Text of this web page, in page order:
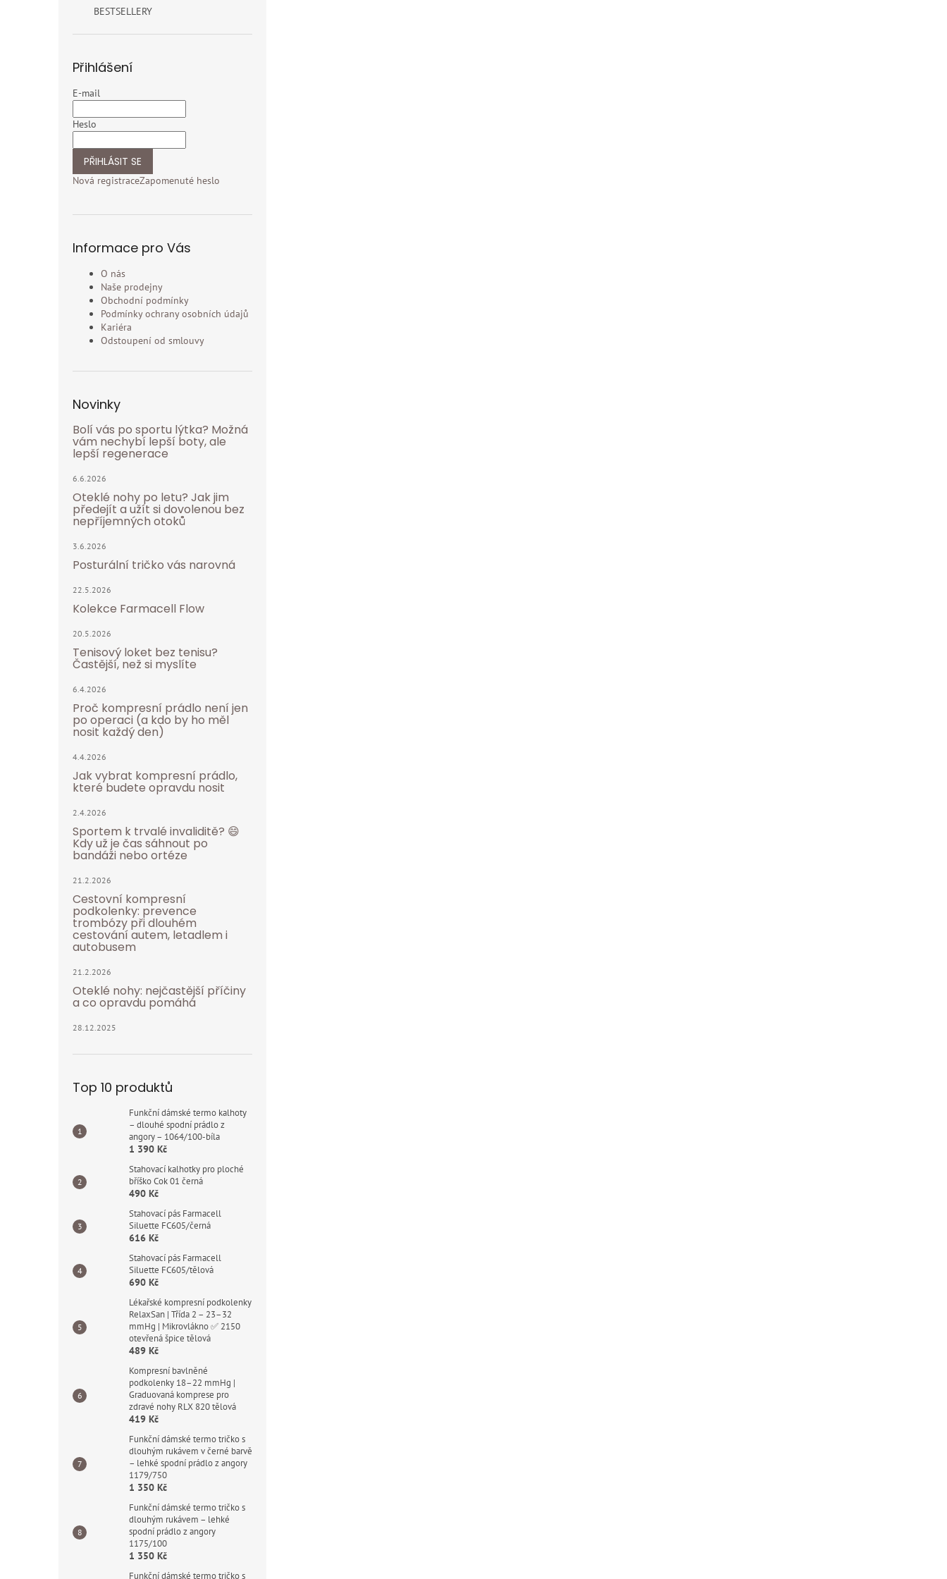
BESTSELLERY
Přihlášení
E-mail
Heslo
PŘIHLÁSIT SE
Nová registraceZapomenuté heslo
Informace pro Vás
O nás
Naše prodejny
Obchodní podmínky
Podmínky ochrany osobních údajů
Kariéra
Odstoupení od smlouvy
Novinky
Bolí vás po sportu lýtka? Možná
vám nechybí lepší boty, ale
lepší regenerace
6.6.2026
Oteklé nohy po letu? Jak jim
předejít a užít si dovolenou bez
nepříjemných otoků
3.6.2026
Posturální tričko vás narovná
22.5.2026
Kolekce Farmacell Flow
20.5.2026
Tenisový loket bez tenisu?
Častější, než si myslíte
6.4.2026
Proč kompresní prádlo není jen
po operaci (a kdo by ho měl
nosit každý den)
4.4.2026
Jak vybrat kompresní prádlo,
které budete opravdu nosit
2.4.2026
Sportem k trvalé invaliditě? 😄
Kdy už je čas sáhnout po
bandáži nebo ortéze
21.2.2026
Cestovní kompresní
podkolenky: prevence
trombózy při dlouhém
cestování autem, letadlem i
autobusem
21.2.2026
Oteklé nohy: nejčastější příčiny
a co opravdu pomáhá
28.12.2025
Top 10 produktů
Funkční dámské termo kalhoty
– dlouhé spodní prádlo z
angory – 1064/100-bíla
1 390 Kč
Stahovací kalhotky pro ploché
bříško Cok 01 černá
490 Kč
Stahovací pás Farmacell
Siluette FC605/černá
616 Kč
Stahovací pás Farmacell
Siluette FC605/tělová
690 Kč
Lékařské kompresní podkolenky
RelaxSan | Třída 2 – 23–32
mmHg | Mikrovlákno ✅ 2150
otevřená špice tělová
489 Kč
Kompresní bavlněné
podkolenky 18–22 mmHg |
Graduovaná komprese pro
zdravé nohy RLX 820 tělová
419 Kč
Funkční dámské termo tričko s
dlouhým rukávem v černé barvě
– lehké spodní prádlo z angory
1179/750
1 350 Kč
Funkční dámské termo tričko s
dlouhým rukávem – lehké
spodní prádlo z angory
1175/100
1 350 Kč
Funkční dámské termo tričko s